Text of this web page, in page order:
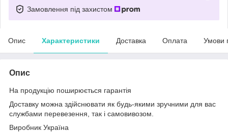
Замовлення під захистом
Опис Характеристики Доставка Оплата Умови
Опис
На продукцію поширюється гарантія
Доставку можна здійснювати як будь-якими зручними для вас
службами перевезення, так і самовивозом.
Виробник Україна